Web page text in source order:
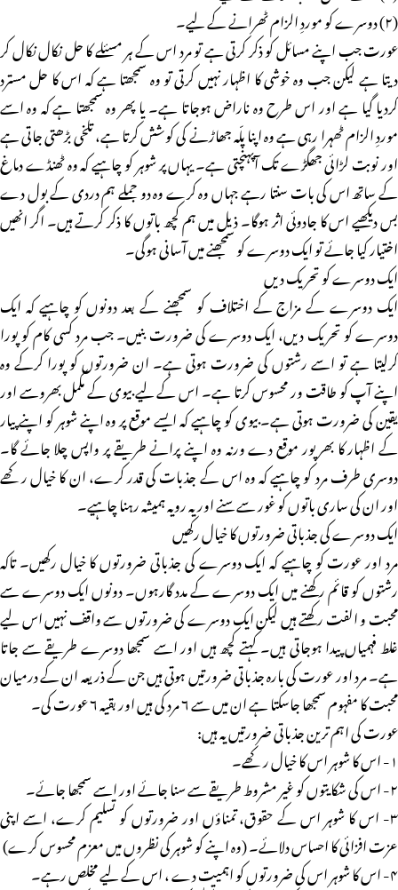
(۲) دوسرے کو موردِ الزام ٹھرانے کے لیے۔
عورت جب اپنے مسائل کو ذکر کرتی ہے تو مرد اس کے ہر مسئلے کا حل نکال نکال کر
دیتا ہے لیکن جب وہ خوشی کا اظہار نہیں کرتی تو وہ سمجھتا ہے کہ اس کا حل مسترد
کردیا گیا ہے اور اس طرح وہ ناراض ہوجاتا ہے۔ یا پھر وہ سمجھتا ہے کہ وہ اسے
موردِ الزام ٹھہرا رہی ہے وہ اپنا پلّہ جھاڑنے کی کوشش کرتا ہے، تلخی بڑھتی جاتی ہے
اور نوبت لڑائی جھگڑے تک آپہنچتی ہے۔ یہاں پر شوہر کو چاہیے کہ وہ ٹھنڈے دماغ
کے ساتھ اس کی بات سنتا رہے جہاں وہ کرے وہ دو جملے ہم دردی کے بول دے
بس دیکھیے اس کا جادوئی اثر ہوگا۔ ذیل میں ہم کچھ باتوں کا ذکر کرتے ہیں۔ اگر انھیں
اختیار کیا جائے تو ایک دوسرے کو سمجھنے میں آسانی ہوگی۔
ایک دوسرے کو تحریک دیں
ایک دوسرے کے مزاج کے اختلاف کو سمجھنے کے بعد دونوں کو چاہیے کہ ایک
دوسرے کو تحریک دیں، ایک دوسرے کی ضرورت بنیں۔ جب مرد کسی کام کو پورا
کرلیتا ہے تو اسے رشتوں کی ضرورت ہوتی ہے۔ ان ضرورتوں کو پورا کرکے وہ
اپنے آپ کو طاقت ور محسوس کرتا ہے۔ اس کے لیے بیوی کے مکمل بھروسے اور
یقین کی ضرورت ہوتی ہے۔ بیوی کو چاہیے کہ ایسے موقع پر وہ اپنے شوہر کو اپنے پیار
کے اظہار کا بھرپور موقع دے ورنہ وہ اپنے پرانے طریقے پر واپس چلا جائے گا۔
دوسری طرف مرد کو چاہیے کہ وہ اس کے جذبات کی قدر کرے، ان کا خیال رکھے
اور ان کی ساری باتوں کو غور سے سنے اور یہ رویہ ہمیشہ رہنا چاہیے۔
ایک دوسرے کی جذباتی ضرورتوں کا خیال رکھیں
مرد اور عورت کو چاہیے کہ ایک دوسرے کی جذباتی ضرورتوں کا خیال رکھیں۔ تاکہ
رشتوں کو قائم رکھنے میں ایک دوسرے کے مدد گارہوں۔ دونوں ایک دوسرے سے
محبت و الفت رکھتے ہیں لیکن ایک دوسرے کی ضرورتوں سے واقف نہیں اس لیے
غلط فہمیاں پیدا ہوجاتی ہیں۔ کہتے کچھ ہیں اور اسے سمجھا دوسرے طریقے سے جاتا
ہے۔ مرد اور عورت کی بارہ جذباتی ضرورتیں ہوتی ہیں جن کے ذریعہ ان کے درمیان
محبت کا مفہوم سمجھا جاسکتا ہے ان میں سے ۶ مرد کی ہیں اور بقیہ ۶ عورت کی۔
عورت کی اہم ترین جذباتی ضرورتیں یہ ہیں:
۱- اس کا شوہر اس کا خیال رکھے۔
۲- اس کی شکایتوں کو غیر مشروط طریقے سے سنا جائے اور اسے سمجھا جائے۔
۳- اس کا شوہر اس کے حقوق، تمناؤں اور ضرورتوں کو تسلیم کرے، اسے اپنی
عزت افزائی کا احساس دلائے۔ (وہ اپنے کو شوہر کی نظروں میں معزم محسوس کرے)
۴- اس کا شوہر اس کی ضرورتوں کو اہمیت دے ، اس کے لیے مخلص رہے۔